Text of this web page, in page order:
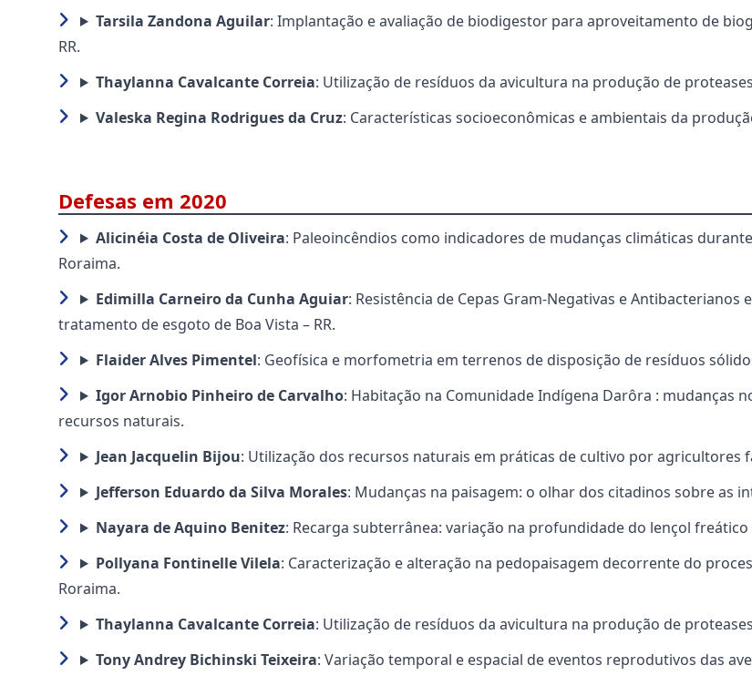
Tarsila Zandona Aguilar: Implantação e avaliação de biodigestor para aproveitamento de
RR.
Thaylanna Cavalcante Correia: Utilização de resíduos da avicultura na produção de
Valeska Regina Rodrigues da Cruz: Características socioeconômicas e ambientais da
Defesas em 2020
Alicinéia Costa de Oliveira: Paleoincêndios como indicadores de mudanças climáticas
Roraima.
Edimilla Carneiro da Cunha Aguiar: Resistência de Cepas Gram-Negativas e
tratamento de esgoto de Boa Vista – RR.
Flaider Alves Pimentel: Geofísica e morfometria em terrenos de disposição de resíduos
Igor Arnobio Pinheiro de Carvalho: Habitação na Comunidade Indígena Darôra : mudanças
recursos naturais.
Jean Jacquelin Bijou: Utilização dos recursos naturais em práticas de cultivo por agricultores
Jefferson Eduardo da Silva Morales: Mudanças na paisagem: o olhar dos citadinos sobre as
Nayara de Aquino Benitez: Recarga subterrânea: variação na profundidade do lençol
Pollyana Fontinelle Vilela: Caracterização e alteração na pedopaisagem decorrente do
Roraima.
Thaylanna Cavalcante Correia: Utilização de resíduos da avicultura na produção de
Tony Andrey Bichinski Teixeira: Variação temporal e espacial de eventos reprodutivos das